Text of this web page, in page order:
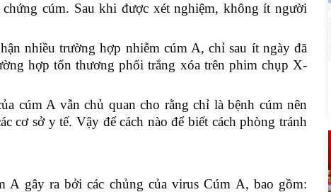
cúm. Sau khi được xét nghiệm, không ít người
nhiều trường hợp nhiễm cúm A, chỉ sau ít ngày đã
hợp tổn thương phổi trắng xóa trên phim chụp X-
cúm A vẫn chủ quan cho rằng chỉ là bệnh cúm nên
cơ sở y tế. Vậy để cách nào để biết cách phòng tránh
gây ra bởi các chủng của virus Cúm A, bao gồm: